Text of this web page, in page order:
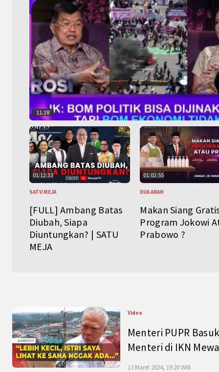
11:28
01:12:33
SATU MEJA
[FULL] Ambang Batas
Diubah, Siapa
Diuntungkan? | SATU
MEJA
01:02:55
DUA ARAH
Makan Siang
Program Jokowi
Prabowo ?
Video
Menteri PUPR
Menteri di IKN
13 Maret 2024, 19:20 WIB